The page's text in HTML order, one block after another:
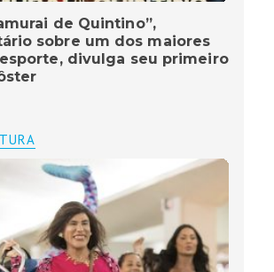
de Quintino”,
sobre um dos maiores
divulga seu primeiro